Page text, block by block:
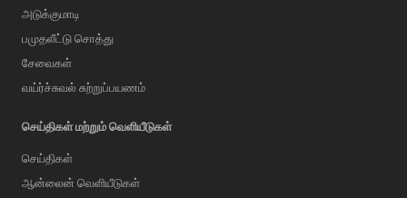
அடுக்குமாடி
பமுதலீட்டு சொத்து
சேவைகள்
வய்ர்ச்சுவல் சுற்றுப்பயணம்
செய்திகள் மற்றும் வெளியீடுகள்
செய்திகள்
ஆன்லைன் வெளியீடுகள்